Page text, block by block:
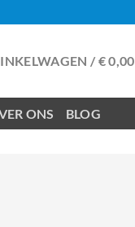
/ €0,00
ONS BLOG